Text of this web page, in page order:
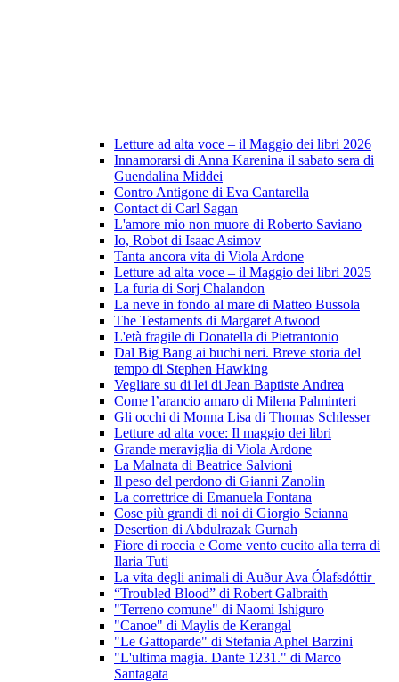
Letture ad alta voce – il Maggio dei libri 2026
Innamorarsi di Anna Karenina il sabato sera di
Guendalina Middei
Contro Antigone di Eva Cantarella
Contact di Carl Sagan
L'amore mio non muore di Roberto Saviano
Io, Robot di Isaac Asimov
Tanta ancora vita di Viola Ardone
Letture ad alta voce – il Maggio dei libri 2025
La furia di Sorj Chalandon
La neve in fondo al mare di Matteo Bussola
The Testaments di Margaret Atwood
L'età fragile di Donatella di Pietrantonio
Dal Big Bang ai buchi neri. Breve storia del
tempo di Stephen Hawking
Vegliare su di lei di Jean Baptiste Andrea
Come l’arancio amaro di Milena Palminteri
Gli occhi di Monna Lisa di Thomas Schlesser
Letture ad alta voce: Il maggio dei libri
Grande meraviglia di Viola Ardone
La Malnata di Beatrice Salvioni
Il peso del perdono di Gianni Zanolin
La correttrice di Emanuela Fontana
Cose più grandi di noi di Giorgio Scianna
Desertion di Abdulrazak Gurnah
Fiore di roccia e Come vento cucito alla terra di
Ilaria Tuti
La vita degli animali di Auður Ava Ólafsdóttir
“Troubled Blood” di Robert Galbraith
"Terreno comune" di Naomi Ishiguro
"Canoe" di Maylis de Kerangal
"Le Gattoparde" di Stefania Aphel Barzini
"L'ultima magia. Dante 1231." di Marco
Santagata